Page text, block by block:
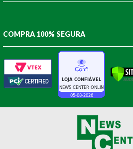
COMPRA 100% SEGURA